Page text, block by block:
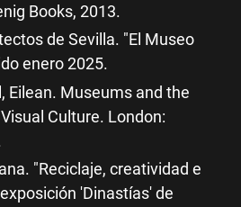
Books, 2013.
de Sevilla. "El Museo
enero 2025.
Eilean. Museums and the
Culture. London:
"Reciclaje, creatividad e
'Dinastías' de